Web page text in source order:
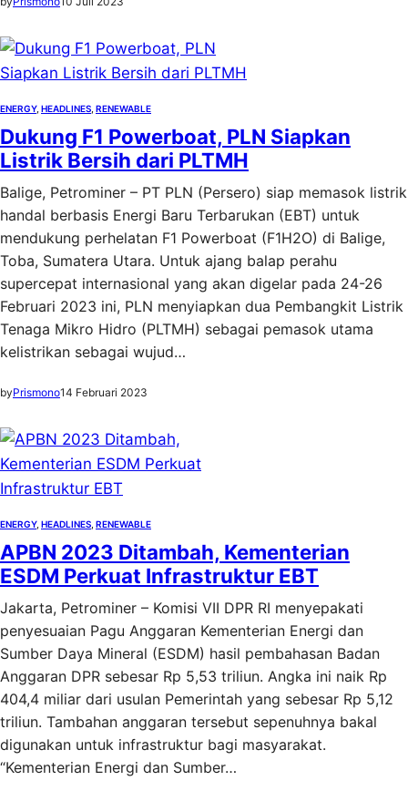
ENERGY, HEADLINES RENEWABLE
Dukung F1 Powerboat, PLN Siapkan
Listrik Bersih dari PLTMH
Balige, Petrominer – PT PLN (Persero) siap memasok listrik
handal berbasis Energi Baru Terbarukan (EBT) untuk
mendukung perhelatan F1 Powerboat (F1H2O) di Balige,
Toba, Sumatera Utara. Untuk ajang balap perahu
supercepat internasional yang akan digelar pada 24-26
Februari 2023 ini, PLN menyiapkan dua Pembangkit Listrik
Tenaga Mikro Hidro (PLTMH) sebagai pemasok utama
kelistrikan sebagai wujud…
byPrismono14 Februari 2023
ENERGY, HEADLINES RENEWABLE
APBN 2023 Ditambah, Kementerian
ESDM Perkuat Infrastruktur EBT
Jakarta, Petrominer – Komisi VII DPR RI menyepakati
penyesuaian Pagu Anggaran Kementerian Energi dan
Sumber Daya Mineral (ESDM) hasil pembahasan Badan
Anggaran DPR sebesar Rp 5,53 triliun. Angka ini naik Rp
404,4 miliar dari usulan Pemerintah yang sebesar Rp 5,12
triliun. Tambahan anggaran tersebut sepenuhnya bakal
digunakan untuk infrastruktur bagi masyarakat.
“Kementerian Energi dan Sumber…